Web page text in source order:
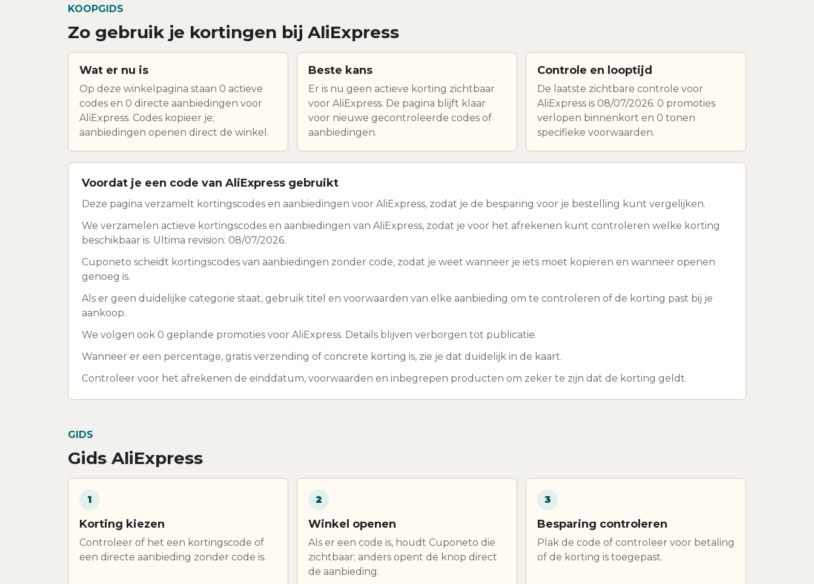
KOOPGIDS
Zo gebruik je kortingen bij AliExpress
Wat er nu is
Op deze winkelpagina staan 0 actieve
codes en 0 directe aanbiedingen voor
AliExpress. Codes kopieer je;
aanbiedingen openen direct de winkel.
Beste kans
Er is nu geen actieve korting zichtbaar
voor AliExpress. De pagina blijft klaar
voor nieuwe gecontroleerde codes of
aanbiedingen.
Controle en looptijd
De laatste zichtbare controle voor
AliExpress is 08/07/2026. 0 promoties
verlopen binnenkort en 0 tonen
specifieke voorwaarden.
Voordat je een code van AliExpress gebruikt
Deze pagina verzamelt kortingscodes en aanbiedingen voor AliExpress, zodat je de besparing voor je bestelling kunt vergelijken.
We verzamelen actieve kortingscodes en aanbiedingen van AliExpress, zodat je voor het afrekenen kunt controleren welke korting
beschikbaar is. Ultima revision: 08/07/2026.
Cuponeto scheidt kortingscodes van aanbiedingen zonder code, zodat je weet wanneer je iets moet kopieren en wanneer openen
genoeg is.
Als er geen duidelijke categorie staat, gebruik titel en voorwaarden van elke aanbieding om te controleren of de korting past bij je
aankoop.
We volgen ook 0 geplande promoties voor AliExpress. Details blijven verborgen tot publicatie.
Wanneer er een percentage, gratis verzending of concrete korting is, zie je dat duidelijk in de kaart.
Controleer voor het afrekenen de einddatum, voorwaarden en inbegrepen producten om zeker te zijn dat de korting geldt.
GIDS
Gids AliExpress
1
Korting kiezen
Controleer of het een kortingscode of
een directe aanbieding zonder code is.
2
Winkel openen
Als er een code is, houdt Cuponeto die
zichtbaar; anders opent de knop direct
de aanbieding.
3
Besparing controleren
Plak de code of controleer voor betaling
of de korting is toegepast.